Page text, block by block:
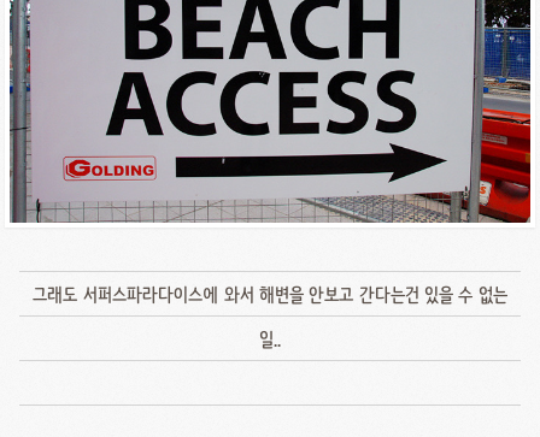
그래도 서퍼스파라다이스에 와서 해변을 안보고 간다는건 있을 수 없는
일..